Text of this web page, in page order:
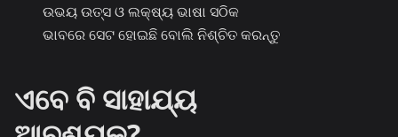
ଉଭୟ ଉତ୍ସ ଓ ଲକ୍ଷ୍ୟ ଭାଷା ସଠିକ
ଭାବରେ ସେଟ ହୋଇଛି ବୋଲି ନିଶ୍ଚିତ କରନ୍ତୁ
ଏବେ ବି ସାହାଯ୍ୟ